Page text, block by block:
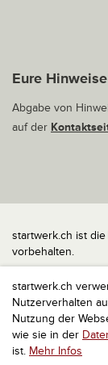
startwerk.ch
Nutzerverhalten
Nutzung der
wie sie in der
ist. Mehr Infos
Eure Hinweise
Abgabe von
auf der
startwerk.ch ist
vorbehalten.
Impressum
Kontakt
nach oben